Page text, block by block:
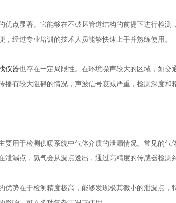
优点显著。它能够在不破坏管道结构的前提下进行检
，经过专业培训的技术人员能够快速上手并熟练使用。
仪器也存在一定局限性。在环境噪声较大的区域，如
播有较大阻碍的情况，声波信号衰减严重，检测深度和
要用于检测供暖系统中气体介质的泄漏情况。常见的气
泄漏点，氦气会从漏点逸出，通过高精度的传感器检测
优势在于检测精度极高，能够发现极其微小的泄漏点